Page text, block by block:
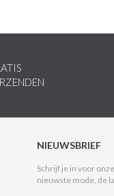
NIEUWSBRIEF
Schrijf je in voor
nieuwste mode, de